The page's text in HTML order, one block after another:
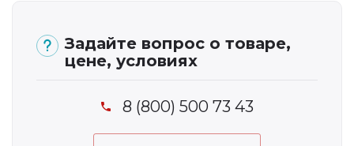
Задайте вопрос о товаре,
цене, условиях
8 (800) 500 73 43